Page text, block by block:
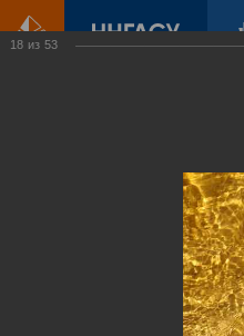
выставки
18 из 53